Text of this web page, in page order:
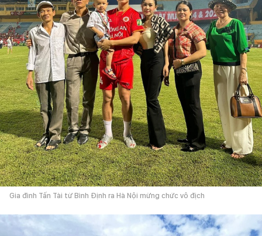
Gia đình Tấn Tài từ Bình Định ra Hà Nội mừng chức vô địch